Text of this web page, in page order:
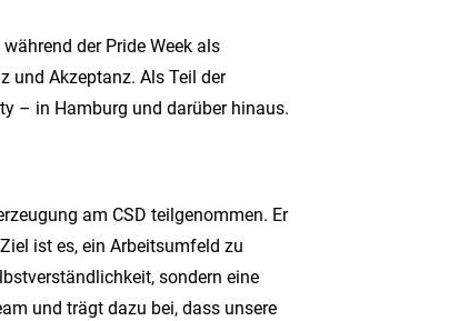
der Pride Week als
und Akzeptanz. Als Teil der
– in Hamburg und darüber hinaus.
am CSD teilgenommen. Er
ist es, ein Arbeitsumfeld zu
sondern eine
und trägt dazu bei, dass unsere